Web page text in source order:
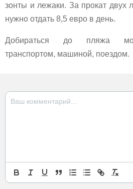
зонты и лежаки. За прокат двух
нужно отдать 8,5 евро в день.
Добираться до пляжа
транспортом, машиной, поездом.